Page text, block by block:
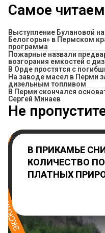
Самое
Выступление Булановой
Белогорья» в Пермском
программа
Пожарные назвали
возгорания емкостей с
В Орде простятся с
На заводе масел в Перми
дизельным топливом
В Перми скончался
Сергей Минаев
Не
В ПРИКАМЬЕ
КОЛИЧЕСТВО
ПЛАТНЫХ